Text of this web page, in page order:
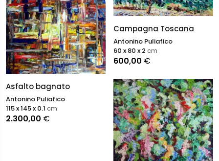
Asfalto bagnato
Antonino Puliafico
2.300,00 €
115 x 145 x 0.1 cm
Campagna Toscana
Antonino Puliafico
600,00 €
60 x 80 x 2 cm